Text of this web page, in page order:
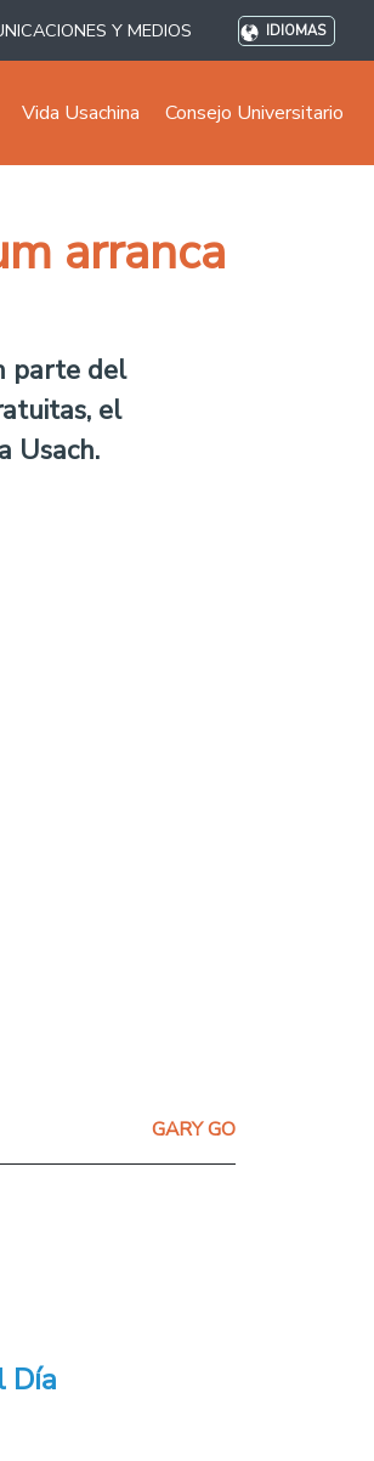
Y MEDIOS IDIOMAS
Vida Usachina Consejo Universitario
arranca
parte del
el
Usach.
GARY GO
Día